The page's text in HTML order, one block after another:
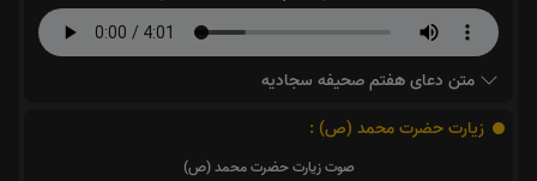
متن دعای هفتم صحیفه سجادیه
زیارت حضرت محمد (ص) :
صوت زیارت حضرت محمد (ص)